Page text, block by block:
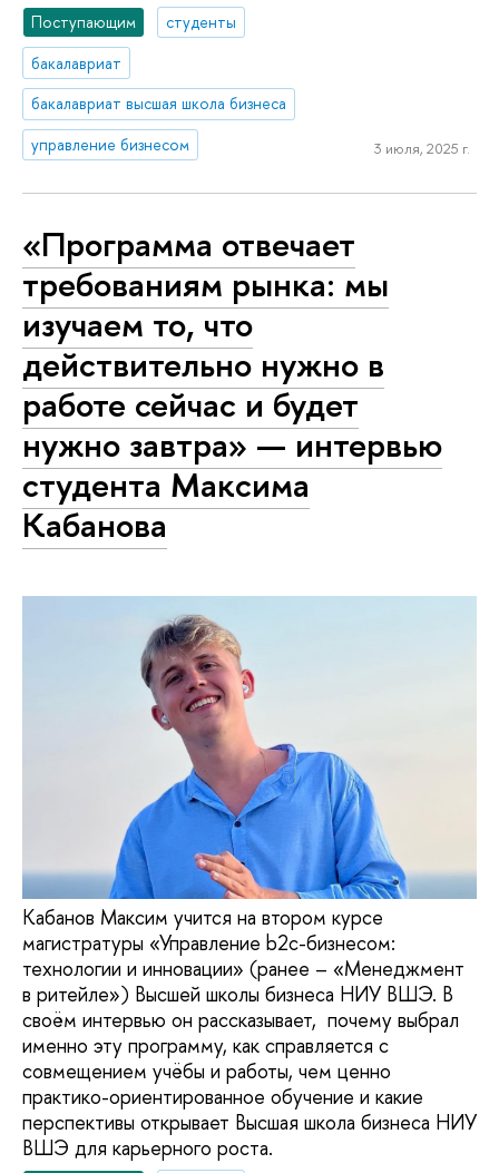
Поступающим
студенты
бакалавриат
бакалавриат высшая школа бизнеса
управление бизнесом
3 июля, 2025 г.
«Программа отвечает
требованиям рынка: мы
изучаем то, что
действительно нужно в
работе сейчас и будет
нужно завтра» — интервью
студента Максима
Кабанова
Кабанов Максим учится на втором курсе
магистратуры «Управление b2c-бизнесом:
технологии и инновации» (ранее – «Менеджмент
в ритейле») Высшей школы бизнеса НИУ ВШЭ. В
своём интервью он рассказывает, почему выбрал
именно эту программу, как справляется с
совмещением учёбы и работы, чем ценно
практико-ориентированное обучение и какие
перспективы открывает Высшая школа бизнеса НИУ
ВШЭ для карьерного роста.